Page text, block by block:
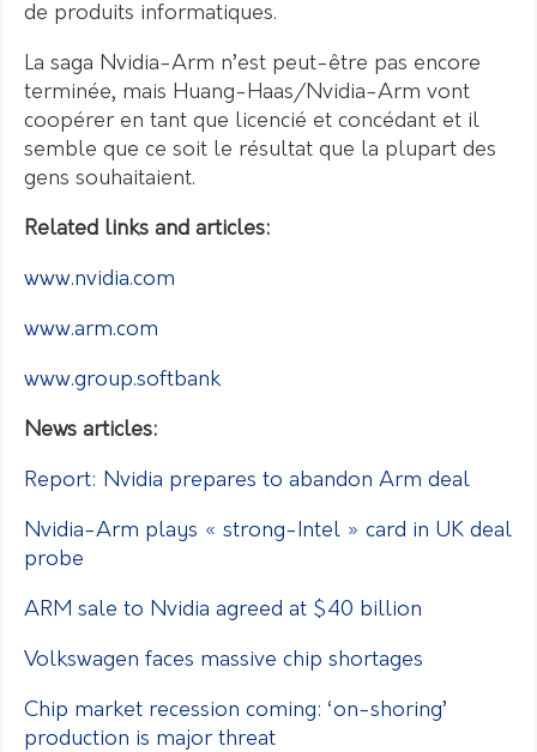
de produits informatiques.
La saga Nvidia-Arm n’est peut-être pas encore
terminée, mais Huang-Haas/Nvidia-Arm vont
coopérer en tant que licencié et concédant et il
semble que ce soit le résultat que la plupart des
gens souhaitaient.
Related links and articles:
www.nvidia.com
www.arm.com
www.group.softbank
News articles:
Report: Nvidia prepares to abandon Arm deal
Nvidia-Arm plays « strong-Intel » card in UK deal
probe
ARM sale to Nvidia agreed at $40 billion
Volkswagen faces massive chip shortages
Chip market recession coming: ‘on-shoring’
production is major threat